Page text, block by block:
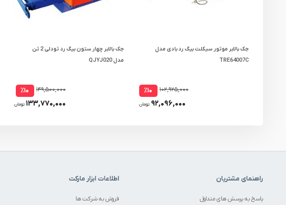
جک بالابر موتور سیکلت بیگ رد بادی مدل
TRE64007C
۱۰۲,۹۲۵,۰۰۰ ٪۱۰
۹۲,۰۹۶,۰۰۰ تومان
جک بالابر چهار ستون بیگ رد تودلی 2 تن
مدل QJYJ020
۱۴۹,۵۰۰,۰۰۰ ٪۱۰
۱۳۳,۷۷۰,۰۰۰ تومان
راهنمای مشتریان
پاسخ به پرسش های متداول
اطلاعات ابزار مارکت
فروش به شرکت ها